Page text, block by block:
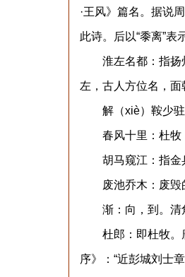
·王风》篇名。据说
此诗。后以“黍离”表
淮左名都：指扬州
左，古人方位名，面
解（xiè）鞍少驻
春风十里：杜牧《
胡马窥江：指金兵
废池乔木：废毁的
渐：向，到。清
杜郎：即杜牧。唐
序》：“近彭城刘士